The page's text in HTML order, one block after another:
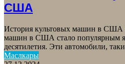
США
История культовых машин в США
машин в США стало популярным
десятилетия. Эти автомобили,
Маслкары